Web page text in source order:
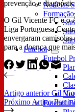
Notícias
Formação
Futebol
Futebol
Futebol
prevenção e
O Gil Vicente FC e o
Liga Portuguesa
envergaram
para a doença que
Artigo anteriorGil
Próximo Artigo